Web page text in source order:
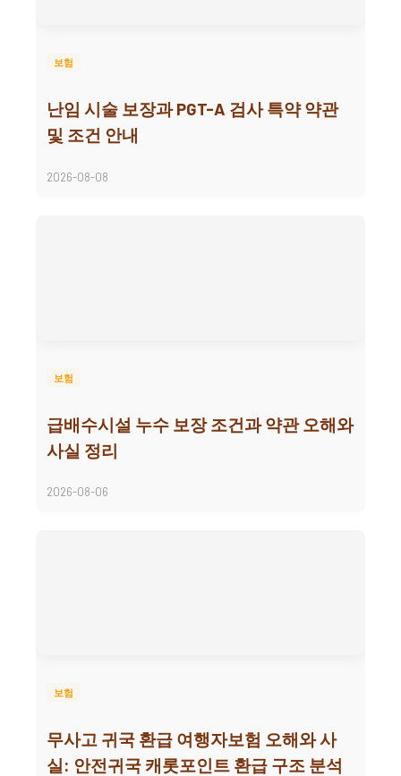
보험
난임 시술 보장과 PGT-A 검사 특약 약관
및 조건 안내
2026-08-08
보험
급배수시설 누수 보장 조건과 약관 오해와
사실 정리
2026-08-06
보험
무사고 귀국 환급 여행자보험 오해와 사
실: 안전귀국 캐롯포인트 환급 구조 분석